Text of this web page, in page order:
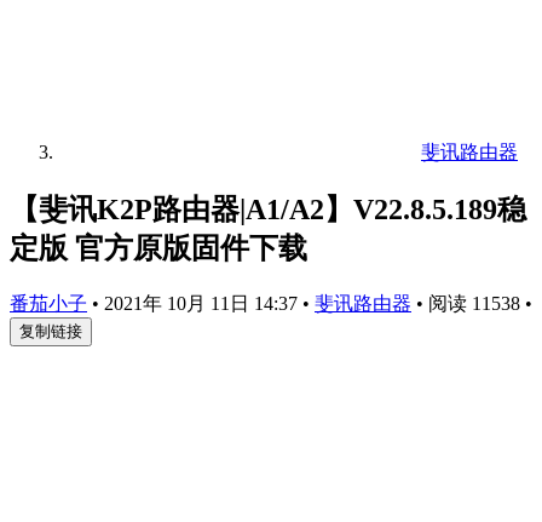
斐讯路由器
【斐讯K2P路由器|A1/A2】V22.8.5.189稳
定版 官方原版固件下载
番茄小子 • 2021年 10月 11日 14:37 • 斐讯路由器 • 阅读 11538 •
复制链接